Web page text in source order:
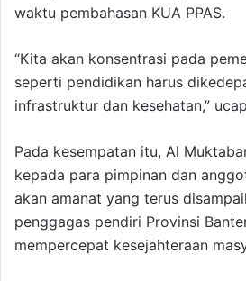
waktu pembahasan KUA PPAS.
“Kita akan konsentrasi pada
seperti pendidikan harus
infrastruktur dan kesehatan,”
Pada kesempatan itu, Al
kepada para pimpinan dan
akan amanat yang terus
penggagas pendiri Provinsi
mempercepat kesejahteraan